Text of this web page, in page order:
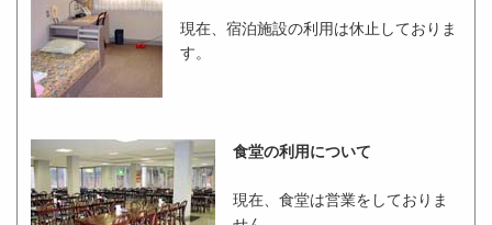
現在、宿泊施設の利用は休止しておりま
す。
食堂の利用について
現在、食堂は営業をしておりま